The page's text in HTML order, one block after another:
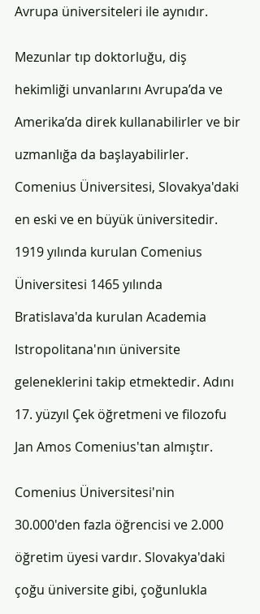
Avrupa üniversiteleri ile aynıdır.
Mezunlar tıp doktorluğu, diş
hekimliği unvanlarını Avrupa’da ve
Amerika’da direk kullanabilirler ve bir
uzmanlığa da başlayabilirler.
Comenius Üniversitesi, Slovakya'daki
en eski ve en büyük üniversitedir.
1919 yılında kurulan Comenius
Üniversitesi 1465 yılında
Bratislava'da kurulan Academia
Istropolitana'nın üniversite
geleneklerini takip etmektedir. Adını
17. yüzyıl Çek öğretmeni ve filozofu
Jan Amos Comenius'tan almıştır.
Comenius Üniversitesi'nin
30.000'den fazla öğrencisi ve 2.000
öğretim üyesi vardır. Slovakya'daki
çoğu üniversite gibi, çoğunlukla